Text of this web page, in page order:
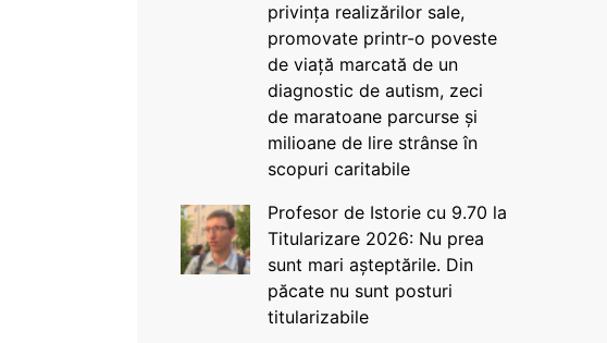
privința realizărilor sale,
promovate printr-o poveste
de viață marcată de un
diagnostic de autism, zeci
de maratoane parcurse și
milioane de lire strânse în
scopuri caritabile
Profesor de Istorie cu 9.70 la
Titularizare 2026: Nu prea
sunt mari așteptările. Din
păcate nu sunt posturi
titularizabile